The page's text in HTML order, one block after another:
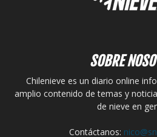
SOBRE
Chilenieve es un diario online
amplio contenido de temas y
de nieve en
Contáctanos: